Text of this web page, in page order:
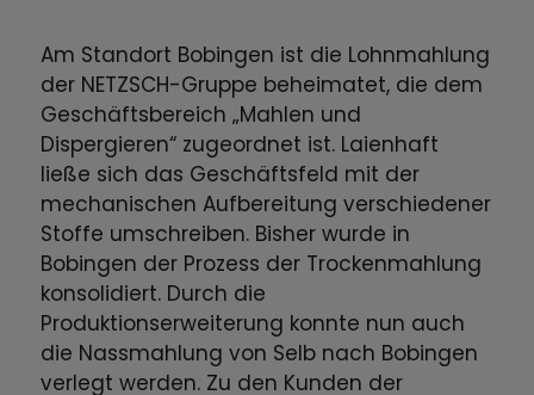
Am Standort Bobingen ist die Lohnmahlung
der NETZSCH-Gruppe beheimatet, die dem
Geschäftsbereich „Mahlen und
Dispergieren“ zugeordnet ist. Laienhaft
ließe sich das Geschäftsfeld mit der
mechanischen Aufbereitung verschiedener
Stoffe umschreiben. Bisher wurde in
Bobingen der Prozess der Trockenmahlung
konsolidiert. Durch die
Produktionserweiterung konnte nun auch
die Nassmahlung von Selb nach Bobingen
verlegt werden. Zu den Kunden der